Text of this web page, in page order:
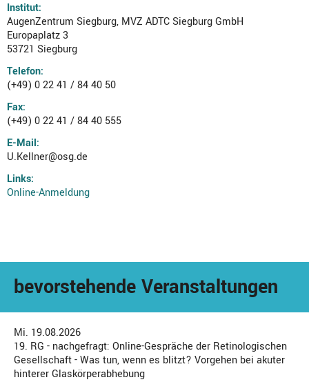
Institut:
AugenZentrum Siegburg, MVZ ADTC Siegburg GmbH
Europaplatz 3
53721 Siegburg
Telefon:
(+49) 0 22 41 / 84 40 50
Fax:
(+49) 0 22 41 / 84 40 555
E-Mail:
U.Kellner@osg.de
Links:
Online-Anmeldung
bevorstehende Veranstaltungen
Mi. 19.08.2026
19. RG - nachgefragt: Online-Gespräche der Retinologischen
Gesellschaft - Was tun, wenn es blitzt? Vorgehen bei akuter
hinterer Glaskörperabhebung